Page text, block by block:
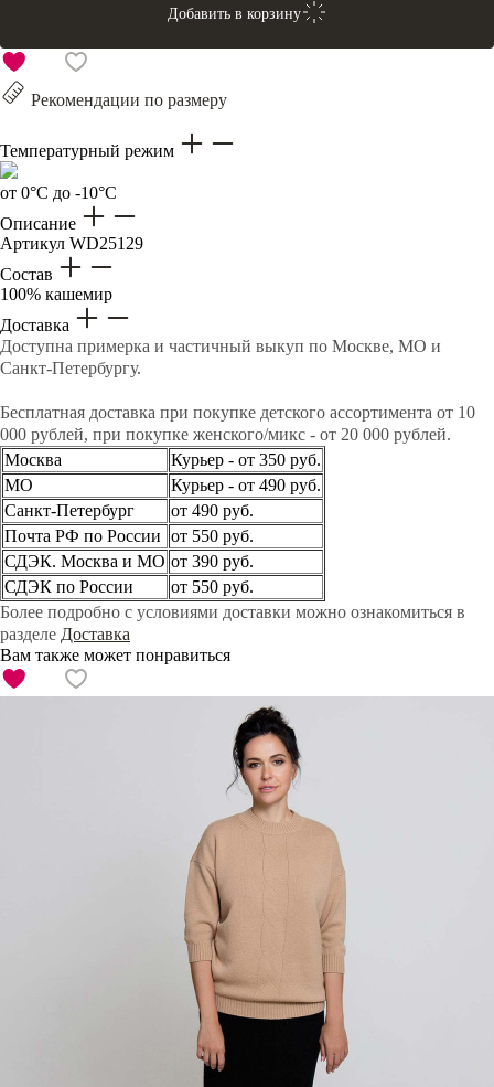
Добавить в корзину
Рекомендации по размеру
Температурный режим
от 0°C до -10°C
Описание
Артикул WD25129
Состав
100% кашемир
Доставка
Доступна примерка и частичный выкуп по Москве, МО и
Санкт-Петербургу.
Бесплатная доставка при покупке детского ассортимента от 10
000 рублей, при покупке женского/микс - от 20 000 рублей.
Москва
Курьер - от 350 руб.
МО
Курьер - от 490 руб.
Санкт-Петербург
от 490 руб.
Почта РФ по России от 550 руб.
СДЭК. Москва и МО от 390 руб.
СДЭК по России
от 550 руб.
Более подробно с условиями доставки можно ознакомиться в
разделе Доставка
Вам также может понравиться